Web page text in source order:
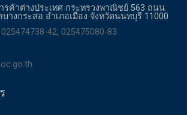
รค้าต่างประเทศ กระทรวงพาณิชย์ 563 ถนน
างกระสอ อำเภอเมือง จังหวัดนนทบุรี 11000
42, 025475080-83